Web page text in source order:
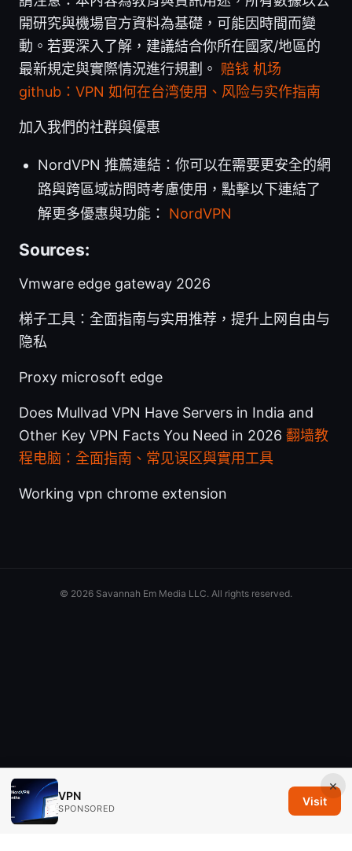
開研究與機場官方資料為基礎，可能因時間而變
動。若要深入了解，建議結合你所在國家/地區的
最新規定與實際情況進行規劃。 赔钱 机场
github：VPN 如何在台湾使用、风险与实作指南
加入我們的社群與優惠
NordVPN 推薦連結：你可以在需要更安全的網
路與跨區域訪問時考慮使用，點擊以下連結了
解更多優惠與功能： NordVPN
Sources:
Vmware edge gateway 2026
梯子工具：全面指南与实用推荐，提升上网自由与
隐私
Proxy microsoft edge
Does Mullvad VPN Have Servers in India and
Other Key VPN Facts You Need in 2026 翻墙教
程电脑：全面指南、常见误区與實用工具
Working vpn chrome extension
×
VPN
SPONSORED
Visit
© 2026 Savannah Em Media LLC. All rights reserved.